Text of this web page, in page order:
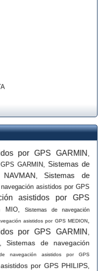
por GPS GARMIN
GARMIN
Sistemas de
Sistemas de
asistidos por GPS
asistidos por GPS
MIO,
Sistemas de navegación
asistidos por GPS MEDION
por GPS GARMIN
Sistemas de navegación
navegación asistidos por GPS
por GPS PHILIPS